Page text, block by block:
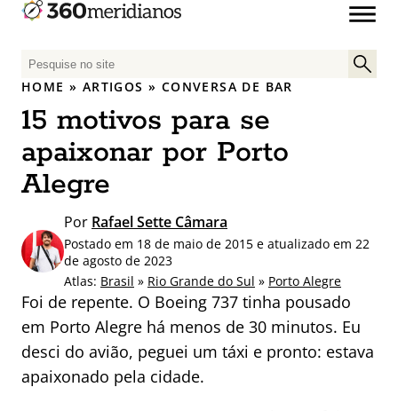
P
e
q
u
i
s
p
o
r
:
HOME » ARTIGOS » CONVERSA DE BAR
15 motivos para se
apaixonar por Porto
Alegre
Por Rafael Sette Câmara
Postado em 18 de maio de 2015 e atualizado em 22
de agosto de 2023
Atlas: Brasil » Rio Grande do Sul » Porto Alegre
Foi de repente. O Boeing 737 tinha pousado
em Porto Alegre há menos de 30 minutos. Eu
desci do avião, peguei um táxi e pronto: estava
apaixonado pela cidade.